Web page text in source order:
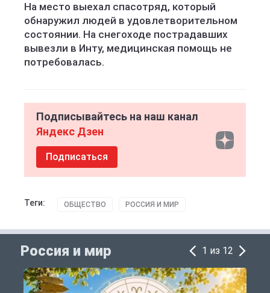
На место выехал спасотряд, который
обнаружил людей в удовлетворительном
состоянии. На снегоходе пострадавших
вывезли в Инту, медицинская помощь не
потребовалась.
Подписывайтесь на наш канал
Яндекс Дзен
Подписаться
Теги: ОБЩЕСТВО РОССИЯ И МИР
Россия и мир 1 из 12